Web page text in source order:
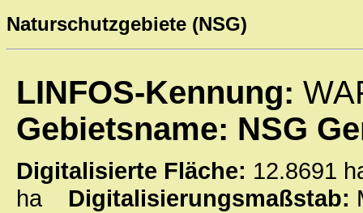
Naturschutzgebiete (NSG)
LINFOS-Kennung:
Gebietsname: NSG
Digitalisierte Fläche:
ha Digitalisierungsmaßstab: